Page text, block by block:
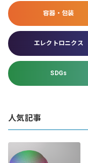
容器・包装
エレクトロニクス
SDGs
人気記事